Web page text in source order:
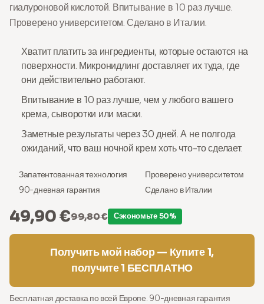
гиалуроновой кислотой. Впитывание в 10 раз лучше.
Проверено университетом. Сделано в Италии.
Хватит платить за ингредиенты, которые остаются на
поверхности. Микронидлинг доставляет их туда, где
они действительно работают.
Впитывание в 10 раз лучше, чем у любого вашего
крема, сыворотки или маски.
Заметные результаты через 30 дней. А не полгода
ожиданий, что ваш ночной крем хоть что-то сделает.
Запатентованная технология
Проверено университетом
90-дневная гарантия
Сделано в Италии
99,80 €
49,90 € Сэкономьте 50%
Получить мой набор — Купите 1,
получите 1 БЕСПЛАТНО
Бесплатная доставка по всей Европе. 90-дневная гарантия